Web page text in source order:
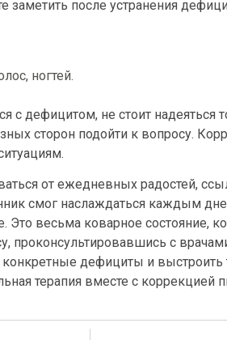
после устранения
ногтей.
с дефицитом, не стоит надеяться
сторон подойти к вопросу.
от ежедневных радостей,
смог наслаждаться каждым
Это весьма коварное состояние,
проконсультировавшись с
дефициты и выстроить
терапия вместе с коррекцией